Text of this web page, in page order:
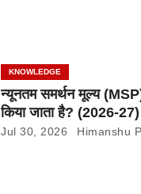
KNOWLEDGE
न्यूनतम समर्थन मूल्य
किया जाता है? (2026-27)
Jul 30, 2026 Himanshu